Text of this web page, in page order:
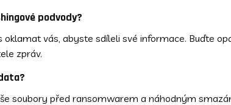
podvody?
oklamat vás, abyste sdíleli své informace. Buďte
zpráv.
soubory před ransomwarem a náhodným